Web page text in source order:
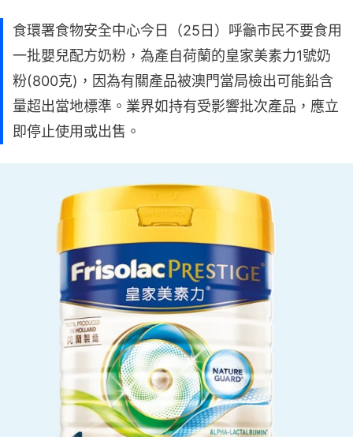
食環署食物安全中心今日（25日）呼籲市民不要食用
一批嬰兒配方奶粉，為產自荷蘭的皇家美素力1號奶
粉(800克)，因為有關產品被澳門當局檢出可能鉛含
量超出當地標準。業界如持有受影響批次產品，應立
即停止使用或出售。